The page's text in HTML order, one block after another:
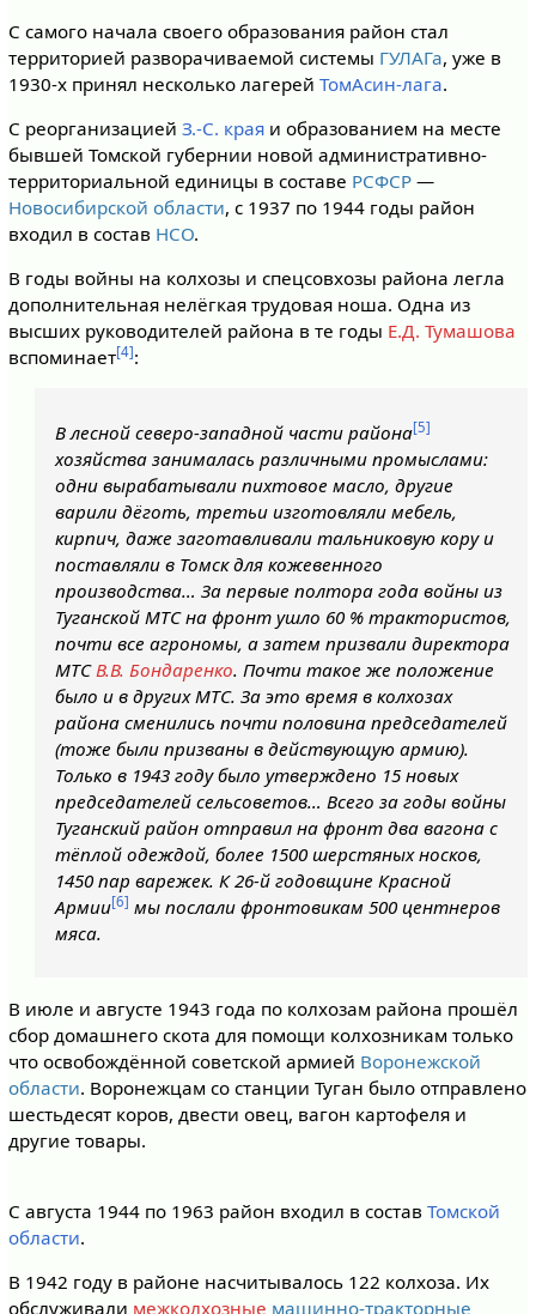
С самого начала своего образования район стал
территорией разворачиваемой системы ГУЛАГа, уже в
1930-х принял несколько лагерей ТомАсин-лага.
С реорганизацией З.-С. краяи образованием на месте
бывшей Томской губернии новой административно-
территориальной единицы в составе РСФСР—
Новосибирской области, с 1937 по 1944 годы район
входил в состав НСО.
В годы войны на колхозы и спецсовхозы района легла
дополнительная нелёгкая трудовая ноша. Одна из
высших руководителей района в те годы Е.Д. Тумашова
вспоминает[4]:
В лесной северо-западной части района[5]
хозяйства занималась различными промыслами:
одни вырабатывали пихтовое масло, другие
варили дёготь, третьи изготовляли мебель,
кирпич, даже заготавливали тальниковую кору и
поставляли в Томск для кожевенного
производства… За первые полтора года войны из
Туганской МТС на фронт ушло 60 % трактористов,
почти все агрономы, а затем призвали директора
МТСВ.В. Бондаренко. Почти такое же положение
было и в других МТС. За это время в колхозах
района сменились почти половина председателей
(тоже были призваны в действующую армию).
Только в 1943 году было утверждено 15 новых
председателей сельсоветов… Всего за годы войны
Туганский район отправил на фронт два вагона с
тёплой одеждой, более 1500 шерстяных носков,
1450 пар варежек. К 26-й годовщине Красной
Армии[6] мы послали фронтовикам 500 центнеров
мяса.
В июле и августе 1943 года по колхозам района прошёл
сбор домашнего скота для помощи колхозникам только
что освобождённой советской армией Воронежской
области. Воронежцам со станции Туган было отправлено
шестьдесят коров, двести овец, вагон картофеля и
другие товары.
С августа 1944 по 1963 район входил в состав Томской
области.
В 1942 году в районе насчитывалось 122 колхоза. Их
обслуживали межколхозные машинно-тракторные